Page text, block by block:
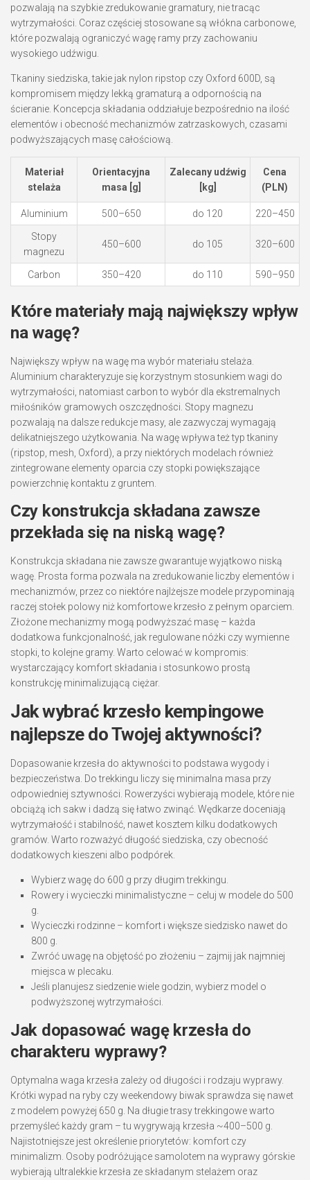
pozwalają na szybkie zredukowanie gramatury, nie tracąc
wytrzymałości. Coraz częściej stosowane są włókna carbonowe,
które pozwalają ograniczyć wagę ramy przy zachowaniu
wysokiego udźwigu.
Tkaniny siedziska, takie jak nylon ripstop czy Oxford 600D, są
kompromisem między lekką gramaturą a odpornością na
ścieranie. Koncepcja składania oddziałuje bezpośrednio na ilość
elementów i obecność mechanizmów zatrzaskowych, czasami
podwyższających masę całościową.
Materiał
stelaża
Orientacyjna
masa [g]
Zalecany udźwig
[kg]
Cena
(PLN)
Aluminium 500–650 do 120 220–450
Stopy
magnezu
450–600 do 105 320–600
Carbon 350–420 do 110 590–950
Które materiały mają największy wpływ
na wagę?
Największy wpływ na wagę ma wybór materiału stelaża.
Aluminium charakteryzuje się korzystnym stosunkiem wagi do
wytrzymałości, natomiast carbon to wybór dla ekstremalnych
miłośników gramowych oszczędności. Stopy magnezu
pozwalają na dalsze redukcje masy, ale zazwyczaj wymagają
delikatniejszego użytkowania. Na wagę wpływa też typ tkaniny
(ripstop, mesh, Oxford), a przy niektórych modelach również
zintegrowane elementy oparcia czy stopki powiększające
powierzchnię kontaktu z gruntem.
Czy konstrukcja składana zawsze
przekłada się na niską wagę?
Konstrukcja składana nie zawsze gwarantuje wyjątkowo niską
wagę. Prosta forma pozwala na zredukowanie liczby elementów i
mechanizmów, przez co niektóre najlżejsze modele przypominają
raczej stołek polowy niż komfortowe krzesło z pełnym oparciem.
Złożone mechanizmy mogą podwyższać masę – każda
dodatkowa funkcjonalność, jak regulowane nóżki czy wymienne
stopki, to kolejne gramy. Warto celować w kompromis:
wystarczający komfort składania i stosunkowo prostą
konstrukcję minimalizującą ciężar.
Jak wybrać krzesło kempingowe
najlepsze do Twojej aktywności?
Dopasowanie krzesła do aktywności to podstawa wygody i
bezpieczeństwa. Do trekkingu liczy się minimalna masa przy
odpowiedniej sztywności. Rowerzyści wybierają modele, które nie
obciążą ich sakw i dadzą się łatwo zwinąć. Wędkarze doceniają
wytrzymałość i stabilność, nawet kosztem kilku dodatkowych
gramów. Warto rozważyć długość siedziska, czy obecność
dodatkowych kieszeni albo podpórek.
Wybierz wagę do 600 g przy długim trekkingu.
Rowery i wycieczki minimalistyczne – celuj w modele do 500
g.
Wycieczki rodzinne – komfort i większe siedzisko nawet do
800 g.
Zwróć uwagę na objętość po złożeniu – zajmij jak najmniej
miejsca w plecaku.
Jeśli planujesz siedzenie wiele godzin, wybierz model o
podwyższonej wytrzymałości.
Jak dopasować wagę krzesła do
charakteru wyprawy?
Optymalna waga krzesła zależy od długości i rodzaju wyprawy.
Krótki wypad na ryby czy weekendowy biwak sprawdza się nawet
z modelem powyżej 650 g. Na długie trasy trekkingowe warto
przemyśleć każdy gram – tu wygrywają krzesła ~400–500 g.
Najistotniejsze jest określenie priorytetów: komfort czy
minimalizm. Osoby podróżujące samolotem na wyprawy górskie
wybierają ultralekkie krzesła ze składanym stelażem oraz